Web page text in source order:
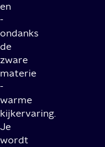
en
-
ondanks
de
zware
materie
-
warme
kijkervaring.
Je
wordt